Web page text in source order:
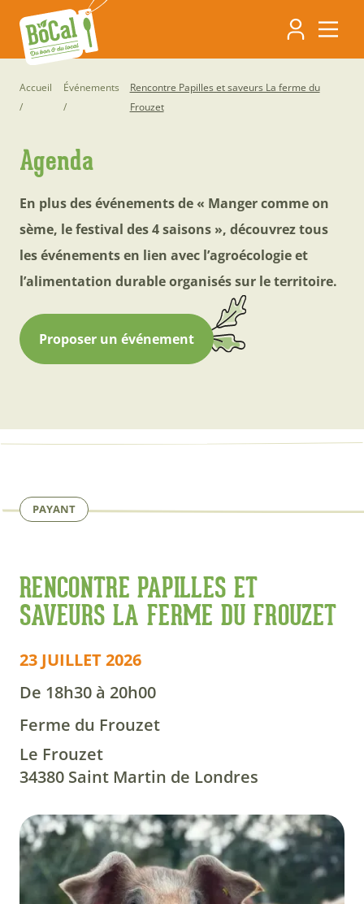
contenu
principal
Fil
d'Ariane
Accueil Événements
Rencontre Papilles et saveurs La ferme du
Frouzet
Agenda
En plus des événements de « Manger comme on
sème, le festival des 4 saisons », découvrez tous
les événements en lien avec l’agroécologie et
l’alimentation durable organisés sur le territoire.
Proposer un événement
PAYANT
RENCONTRE PAPILLES ET
SAVEURS LA FERME DU FROUZET
23 JUILLET 2026
De 18h30 à 20h00
Ferme du Frouzet
Le Frouzet
34380 Saint Martin de Londres